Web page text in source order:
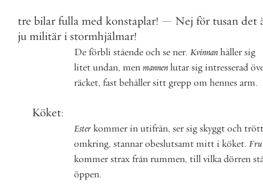
tre bilar fulla med konstaplar! — Nej för tusan det
ju militär i stormhjälmar!
Deförbli ståendeochsener. Kvinnanhållersig
litetundan, menmannenlutarsigintresserad
räcket, fastbehållersitt greppom hennesarm.
Köket:
Esterkommerinutifrån, sersigskyggtochtrött
omkring, stannarobeslutsamtmitti köket. Fru
kommerstraxfrånrummen, tillvilkadörren
öppen.